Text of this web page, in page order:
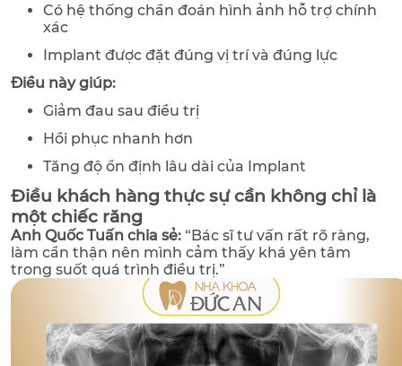
Có hệ thống chẩn đoán hình ảnh hỗ trợ chính
xác
Implant được đặt đúng vị trí và đúng lực
Điều này giúp:
Giảm đau sau điều trị
Hồi phục nhanh hơn
Tăng độ ổn định lâu dài của Implant
Điều khách hàng thực sự cần không chỉ là
một chiếc răng
Anh Quốc Tuấn chia sẻ: “Bác sĩ tư vấn rất rõ ràng,
làm cẩn thận nên mình cảm thấy khá yên tâm
trong suốt quá trình điều trị.”